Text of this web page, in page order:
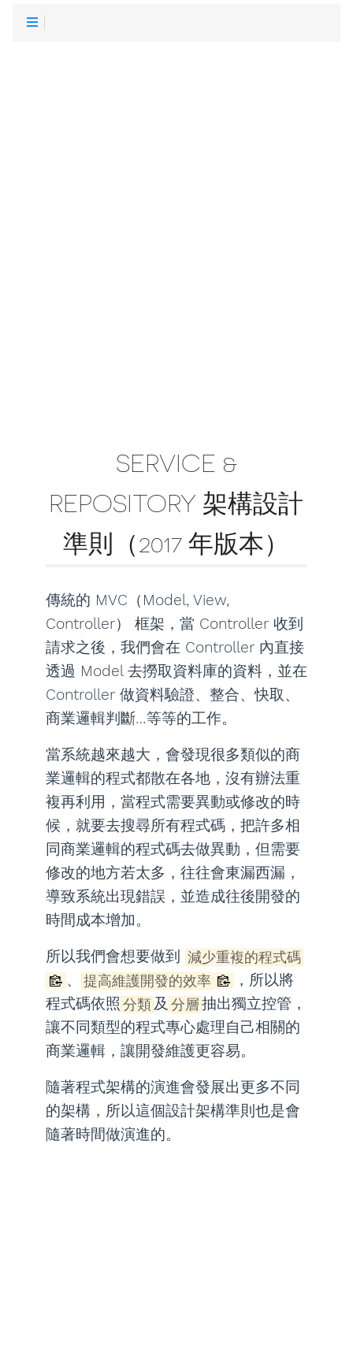
SERVICE &
REPOSITORY 架構設計
準則（2017 年版本）
傳統的 MVC（Model, View,
Controller） 框架，當 Controller 收到
請求之後，我們會在 Controller 內直接
透過 Model 去撈取資料庫的資料，並在
Controller 做資料驗證、整合、快取、
商業邏輯判斷…等等的工作。
當系統越來越大，會發現很多類似的商
業邏輯的程式都散在各地，沒有辦法重
複再利用，當程式需要異動或修改的時
候，就要去搜尋所有程式碼，把許多相
同商業邏輯的程式碼去做異動，但需要
修改的地方若太多，往往會東漏西漏，
導致系統出現錯誤，並造成往後開發的
時間成本增加。
所以我們會想要做到
減少重複的程式碼
、 提高維護開發的效率
，所以將
程式碼依照 分類 及 分層 抽出獨立控管，
讓不同類型的程式專心處理自己相關的
商業邏輯，讓開發維護更容易。
隨著程式架構的演進會發展出更多不同
的架構，所以這個設計架構準則也是會
隨著時間做演進的。